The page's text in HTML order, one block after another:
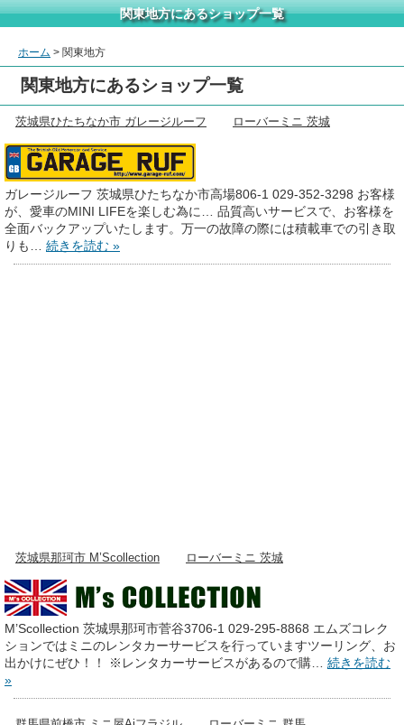
関東地方にあるショップ一覧
ホーム > 関東地方
関東地方にあるショップ一覧
茨城県ひたちなか市 ガレージルーフ ローバーミニ 茨城
ガレージルーフ 茨城県ひたちなか市高場806-1 029-352-3298 お客様
が、愛車のMINI LIFEを楽しむ為に… 品質高いサービスで、お客様を
全面バックアップいたします。万一の故障の際には積載車での引き取
りも… 続きを読む »
茨城県那珂市 M’Scollection ローバーミニ 茨城
M’Scollection 茨城県那珂市菅谷3706-1 029-295-8868 エムズコレク
ションではミニのレンタカーサービスを行っていますツーリング、お
出かけにぜひ！！ ※レンタカーサービスがあるので購… 続きを読む
»